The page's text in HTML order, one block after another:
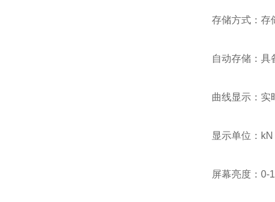
存储方式：存
自动存储：具
曲线显示：实
显示单位：
屏幕亮度：0-